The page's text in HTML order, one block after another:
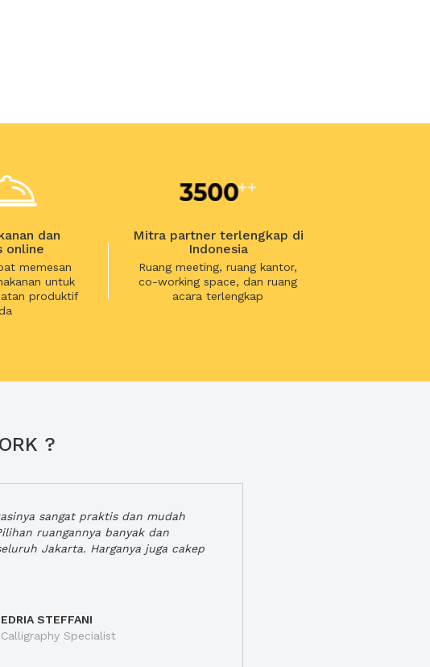
dan
online
memesan
untuk
produktif
Mitra partner terlengkap di
Indonesia
Ruang meeting, ruang kantor,
co-working space, dan ruang
acara terlengkap
?
sangat praktis dan mudah
ruangannya banyak dan
Jakarta. Harganya juga cakep
EDRIA STEFFANI
Calligraphy Specialist